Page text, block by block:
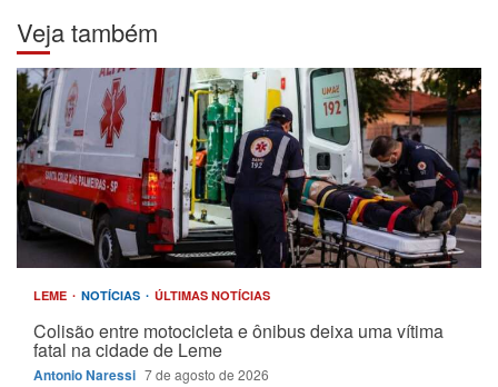
Veja também
LEME NOTÍCIAS ÚLTIMAS NOTÍCIAS
Colisão entre motocicleta e ônibus deixa uma vítima
fatal na cidade de Leme
Antonio Naressi 7 de agosto de 2026